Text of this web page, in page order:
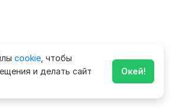
cookie , чтобы
и делать сайт
Окей!